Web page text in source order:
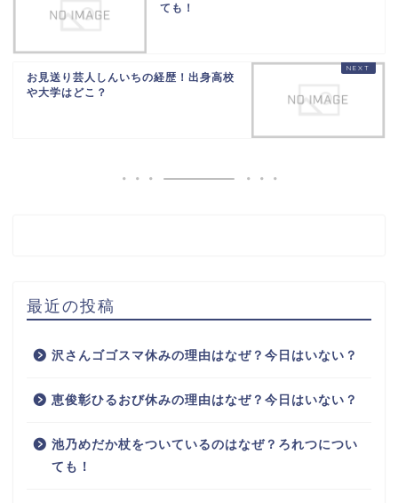
ても！
お見送り芸人しんいちの経歴！出身高校
や大学はどこ？
最近の投稿
沢さんゴゴスマ休みの理由はなぜ？今日はいない？
恵俊彰ひるおび休みの理由はなぜ？今日はいない？
池乃めだか杖をついているのはなぜ？ろれつについ
ても！